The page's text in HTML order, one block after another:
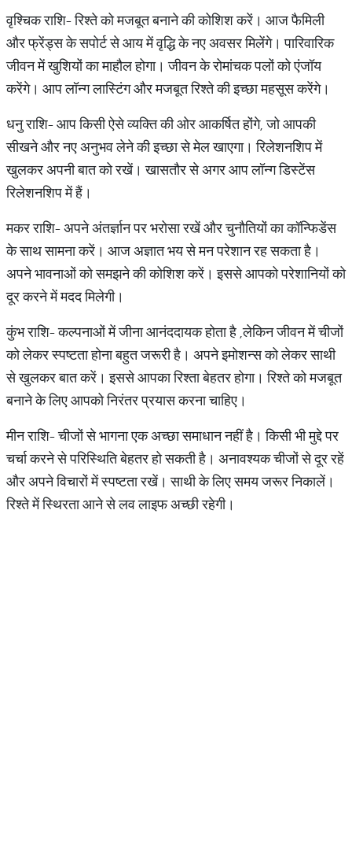
वृश्चिक राशि- रिश्ते को मजबूत बनाने की कोशिश करें। आज फैमिली
और फ्रेंड्स के सपोर्ट से आय में वृद्धि के नए अवसर मिलेंगे। पारिवारिक
जीवन में खुशियों का माहौल होगा। जीवन के रोमांचक पलों को एंजॉय
करेंगे। आप लॉन्ग लास्टिंग और मजबूत रिश्ते की इच्छा महसूस करेंगे।
धनु राशि- आप किसी ऐसे व्यक्ति की ओर आकर्षित होंगे, जो आपकी
सीखने और नए अनुभव लेने की इच्छा से मेल खाएगा। रिलेशनशिप में
खुलकर अपनी बात को रखें। खासतौर से अगर आप लॉन्ग डिस्टेंस
रिलेशनशिप में हैं।
मकर राशि- अपने अंतर्ज्ञान पर भरोसा रखें और चुनौतियों का कॉन्फिडेंस
के साथ सामना करें। आज अज्ञात भय से मन परेशान रह सकता है।
अपने भावनाओं को समझने की कोशिश करें। इससे आपको परेशानियों को
दूर करने में मदद मिलेगी।
कुंभ राशि- कल्पनाओं में जीना आनंददायक होता है ,लेकिन जीवन में चीजों
को लेकर स्पष्टता होना बहुत जरूरी है। अपने इमोशन्स को लेकर साथी
से खुलकर बात करें। इससे आपका रिश्ता बेहतर होगा। रिश्ते को मजबूत
बनाने के लिए आपको निरंतर प्रयास करना चाहिए।
मीन राशि- चीजों से भागना एक अच्छा समाधान नहीं है। किसी भी मुद्दे पर
चर्चा करने से परिस्थिति बेहतर हो सकती है। अनावश्यक चीजों से दूर रहें
और अपने विचारों में स्पष्टता रखें। साथी के लिए समय जरूर निकालें।
रिश्ते में स्थिरता आने से लव लाइफ अच्छी रहेगी।